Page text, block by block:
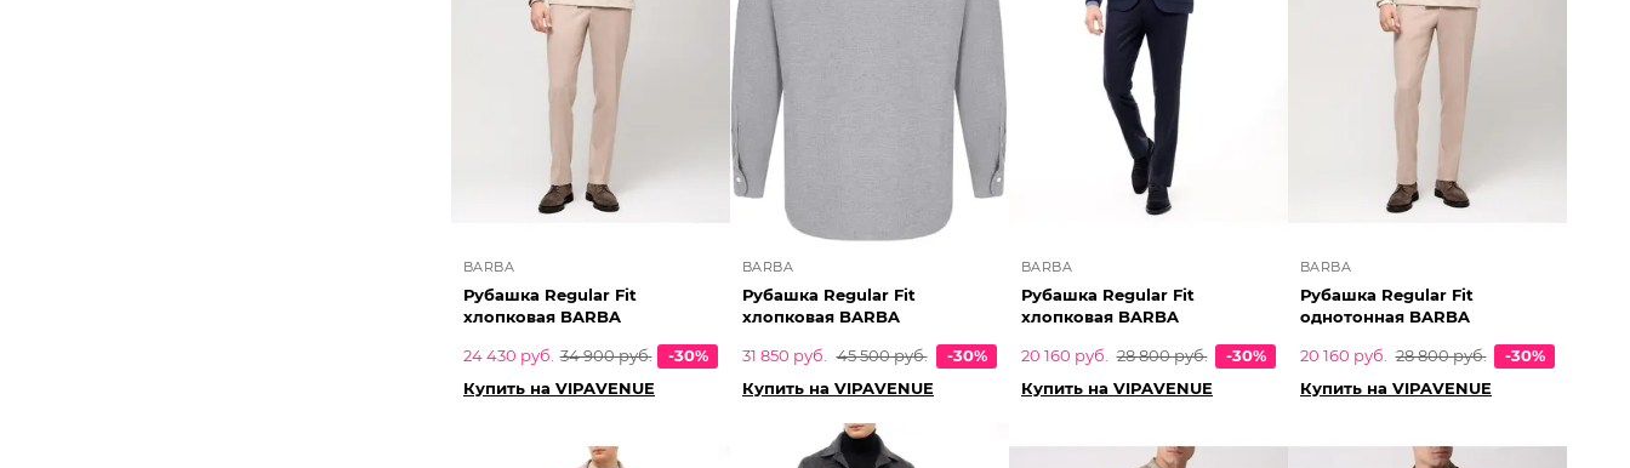
BARBA
Рубашка Regular Fit
хлопковая BARBA
24 430 руб. 34 900 руб.
-30%
Купить на VIPAVENUE
BARBA
Рубашка Regular Fit
хлопковая BARBA
31 850 руб.
45 500 руб.
-30%
Купить на VIPAVENUE
BARBA
Рубашка Regular Fit
хлопковая BARBA
20 160 руб.
28 800 руб.
-30%
Купить на VIPAVENUE
BARBA
Рубашка Regular Fit
однотонная BARBA
20 160 руб.
28 800 руб.
-30%
Купить на VIPAVENUE